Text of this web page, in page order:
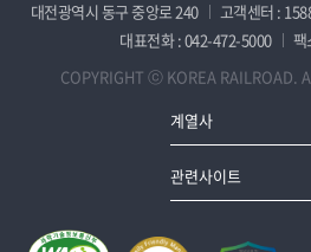
대전광역시 동구 중앙로 240
고객센터 :
대표전화 : 042-472-5000
팩
COPYRIGHT ⓒ KOREA RAILROAD.
계열사
관련사이트